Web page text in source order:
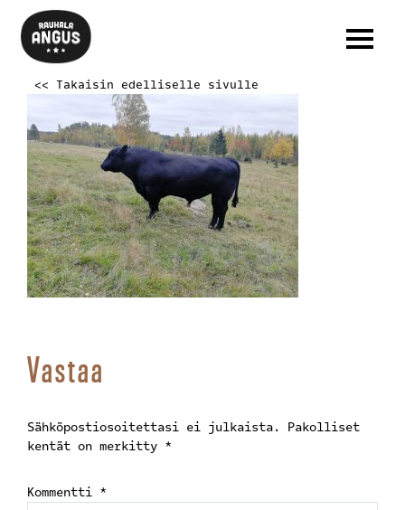
<< Takaisin edelliselle sivulle
Vastaa
Sähköpostiosoitettasi ei julkaista.
Pakolliset
kentät on merkitty *
Kommentti *